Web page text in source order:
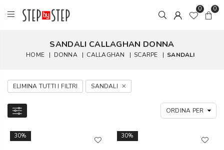
0 0
SANDALI CALLAGHAN DONNA
HOME | DONNA | CALLAGHAN | SCARPE | SANDALI
ELIMINA TUTTI I FILTRI SANDALI
30% 30%